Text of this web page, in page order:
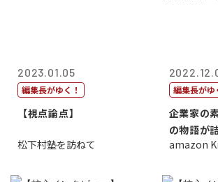
2023.01.05
編集長がゆく！
【視点論点】
松下村塾を訪ねて
編集長がゆ
企業家の
の物語が
amazon